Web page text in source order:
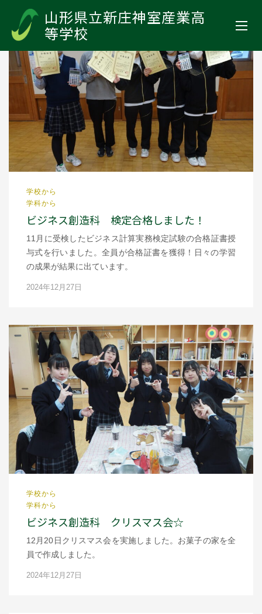
山形県立新庄神室産業高
等学校
学校から
学科から
ビジネス創造科 検定合格しました！
11月に受検したビジネス計算実務検定試験の合格証書授
与式を行いました。全員が合格証書を獲得！日々の学習
の成果が結果に出ています。
2024年12月27日
学校から
学科から
ビジネス創造科 クリスマス会☆
12月20日クリスマス会を実施しました。お菓子の家を全
員で作成しました。
2024年12月27日